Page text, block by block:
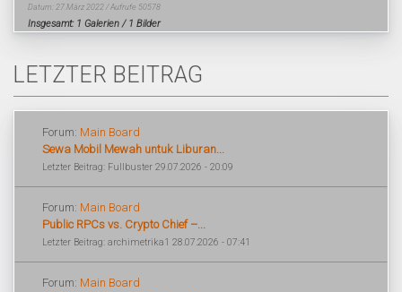
Datum: 27.März 2022 / Aufrufe 50578
Insgesamt: 1 Galerien / 1 Bilder
LETZTER BEITRAG
Forum: Main Board
Sewa Mobil Mewah untuk Liburan...
Letzter Beitrag: Fullbuster 29.07.2026 - 20:09
Forum: Main Board
Public RPCs vs. Crypto Chief –...
Letzter Beitrag: archimetrika1 28.07.2026 - 07:41
Forum: Main Board